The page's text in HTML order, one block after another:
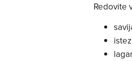
Redovite